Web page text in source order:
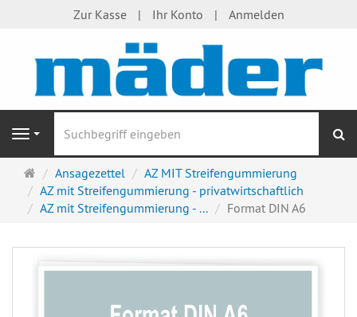
Zur Kasse Ihr Konto Anmelden
Navigation
Startseite
Ansagezettel
AZ MIT Streifengummierung
AZ mit Streifengummierung - privatwirtschaftlich
AZ mit Streifengummierung - ...
Format DIN A6